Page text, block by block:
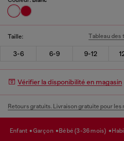
Taille: Tableau des
3-6 6-9 9-12
Vérifier la disponibilité en magasin
Retours gratuits. Livraison gratuite pour
enfant garçon bébé (3-36 mois)